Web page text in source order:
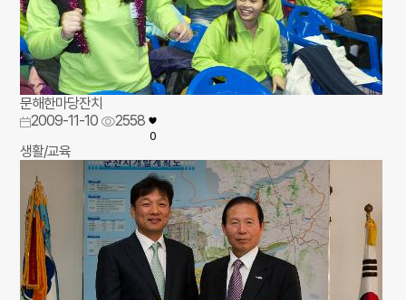
문해한마당잔치
2009-11-10
2558
0
생활/교육